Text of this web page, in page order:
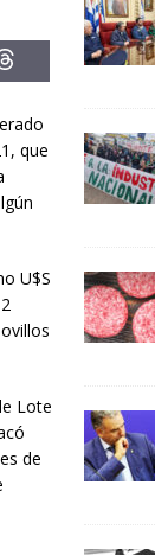
que
U$S
Lote
de